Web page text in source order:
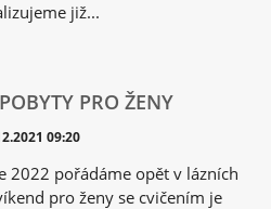
již...
PRO ŽENY
09:20
2022 pořádáme opět v lázních
pro ženy se cvičením je